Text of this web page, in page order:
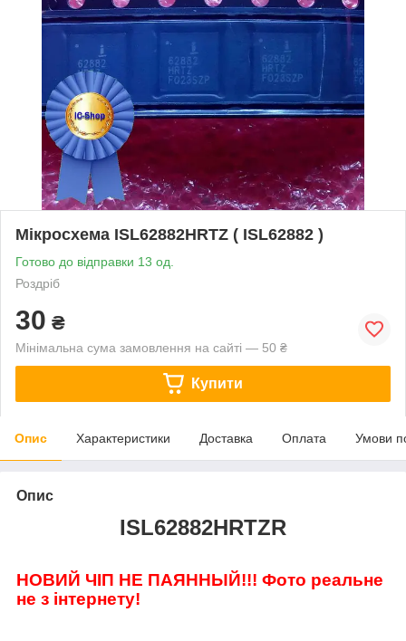
Мікросхема ISL62882HRTZ ( ISL62882 )
Готово до відправки 13 од.
Роздріб
30 ₴
Мінімальна сума замовлення на сайті — 50 ₴
Купити
Опис Характеристики Доставка Оплата Умови
Опис
ISL62882HRTZR
НОВИЙ ЧІП НЕ ПАЯННЫЙ!!! Фото реальне
не з інтернету!